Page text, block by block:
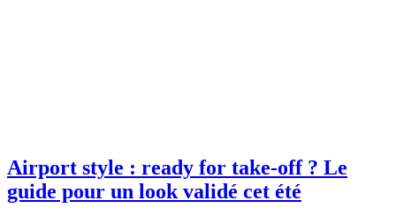
Airport style : ready for take-off ? Le
guide pour un look validé cet été